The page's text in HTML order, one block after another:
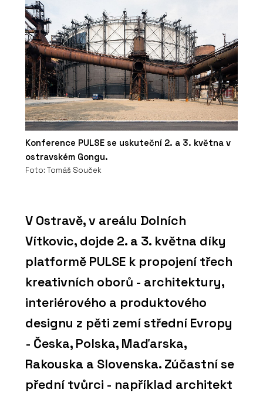
Konference PULSE se uskuteční 2. a 3. května v
ostravském Gongu.
Foto: Tomáš Souček
V Ostravě, v areálu Dolních
Vítkovic, dojde 2. a 3. května díky
platformě PULSE k propojení třech
kreativních oborů - architektury,
interiérového a produktového
designu z pěti zemí střední Evropy
- Česka, Polska, Maďarska,
Rakouska a Slovenska. Zúčastní se
přední tvůrci - například architekt